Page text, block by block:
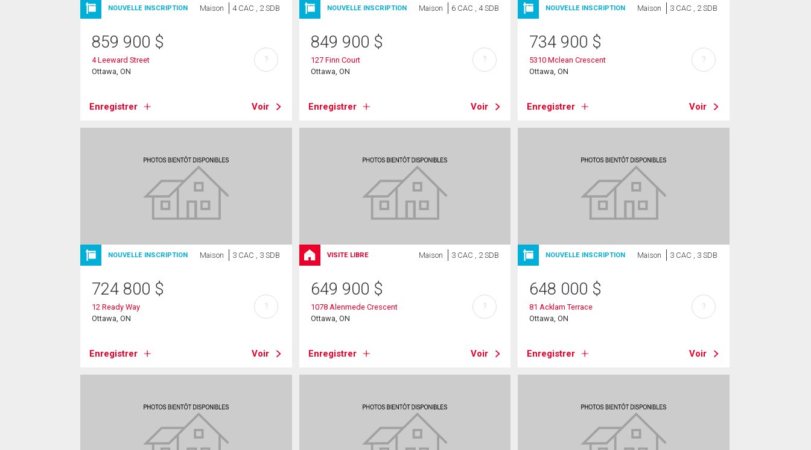
NOUVELLE INSCRIPTION Maison 4 CAC , 2 SDB
859 900 $
4 Leeward Street
Ottawa, ON
Enregistrer Voir
?
NOUVELLE INSCRIPTION Maison 6 CAC , 4 SDB
849 900 $
127 Finn Court
Ottawa, ON
Enregistrer Voir
?
NOUVELLE INSCRIPTION Maison 3 CAC , 2 SDB
734 900 $
5310 Mclean Crescent
Ottawa, ON
Enregistrer Voir
?
NOUVELLE INSCRIPTION Maison 3 CAC , 3 SDB
724 800 $
12 Ready Way
Ottawa, ON
Enregistrer Voir
?
VISITE LIBRE Maison 3 CAC , 2 SDB
649 900 $
1078 Alenmede Crescent
Ottawa, ON
Enregistrer Voir
?
NOUVELLE INSCRIPTION Maison 3 CAC , 3 SDB
648 000 $
81 Acklam Terrace
Ottawa, ON
Enregistrer Voir
?